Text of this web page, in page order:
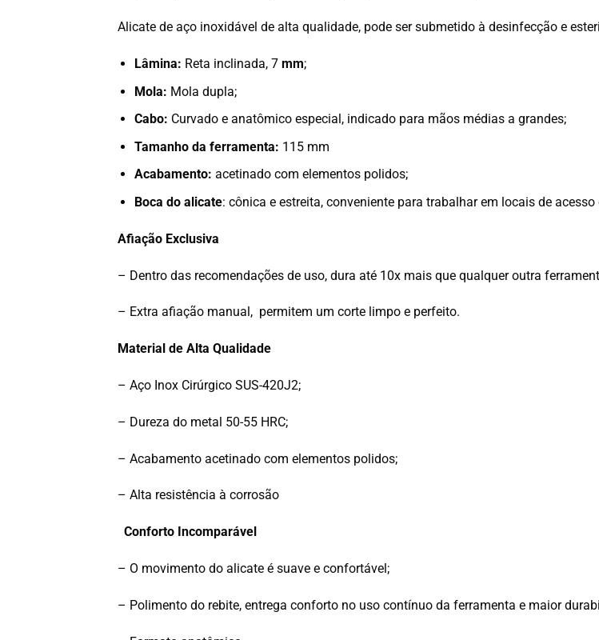
Alicate de aço inoxidável de alta qualidade, pode ser submetido à desinfecção e
Lâmina: Reta inclinada, 7mm;
Mola: Mola dupla;
Cabo: Curvado e anatômico especial, indicado para mãos médias a grandes;
Tamanho da ferramenta: 115 mm
Acabamento: acetinadocom elementos polidos;
Boca do alicate: cônica e estreita, conveniente para trabalhar em locais de
Afiação Exclusiva
– Dentro das recomendações de uso, dura até 10x mais que qualquer outra
– Extra afiação manual, permitem um corte limpo e perfeito.
Material de Alta Qualidade
– Aço Inox Cirúrgico SUS-420J2;
– Dureza do metal 50-55 HRC;
– Acabamento acetinado com elementos polidos;
– Alta resistência à corrosão
Conforto Incomparável
– O movimento do alicate é suave e confortável;
– Polimento do rebite, entrega conforto no uso contínuo da ferramenta e maior